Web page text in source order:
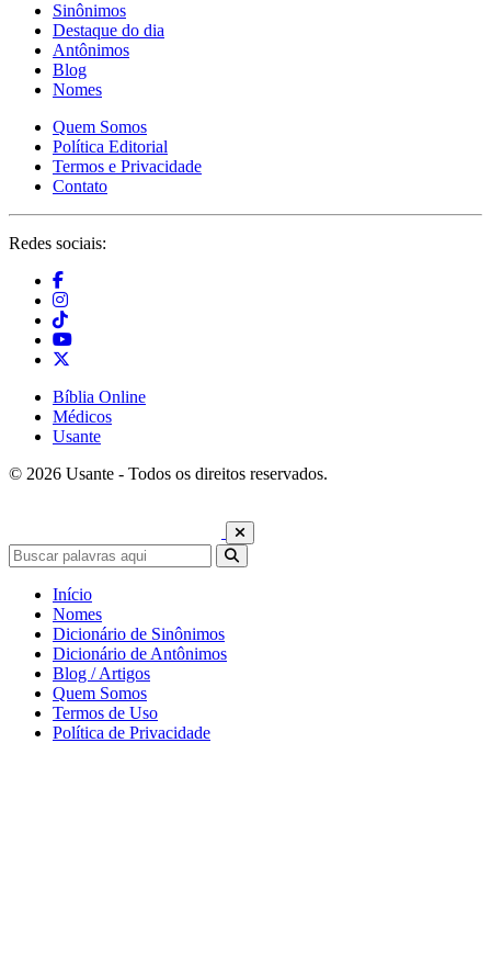
Sinônimos
Destaque do dia
Antônimos
Blog
Nomes
Quem Somos
Política Editorial
Termos e Privacidade
Contato
Redes sociais:
Bíblia Online
Médicos
Usante
© 2026 Usante - Todos os direitos reservados.
Início
Nomes
Dicionário de Sinônimos
Dicionário de Antônimos
Blog / Artigos
Quem Somos
Termos de Uso
Política de Privacidade